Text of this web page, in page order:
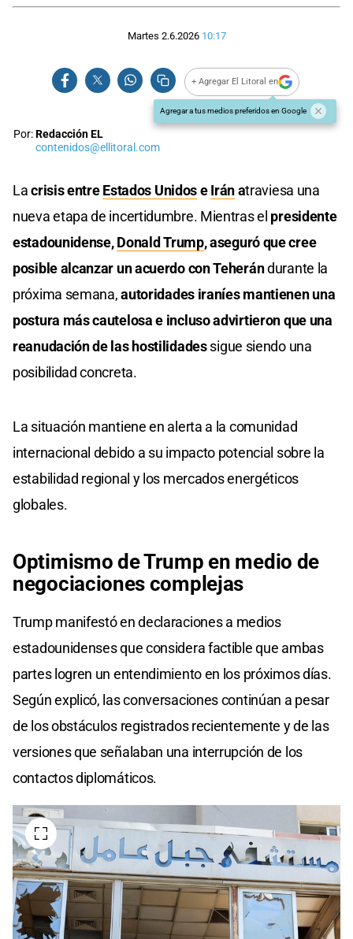
Martes 2.6.2026 10:17
+ Agregar El Litoral en
Agregar a tus medios preferidos en Google
Por:Redacción EL
contenidos@ellitoral.com
Lacrisis entreEstados UnidoseIránatraviesa una
nueva etapa de incertidumbre. Mientras el presidente
estadounidense,Donald Trump, aseguró que cree
posible alcanzar un acuerdo con Teherándurante la
próxima semana,autoridades iraníes mantienen una
postura más cautelosa e incluso advirtieron que una
reanudación de las hostilidadessigue siendo una
posibilidad concreta.
La situación mantiene en alerta a la comunidad
internacional debido a su impacto potencial sobre la
estabilidad regional y los mercados energéticos
globales.
Optimismo de Trump en medio de
negociaciones complejas
Trump manifestó en declaraciones a medios
estadounidenses que considera factible que ambas
partes logren un entendimiento en los próximos días.
Según explicó, las conversaciones continúan a pesar
de los obstáculos registrados recientemente y de las
versiones que señalaban una interrupción de los
contactos diplomáticos.